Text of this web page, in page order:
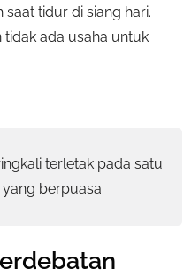
tidur di siang hari.
tidak ada usaha untuk
terletak pada satu
berpuasa.